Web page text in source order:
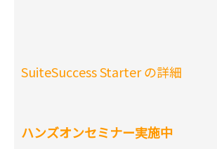
SuiteSuccess Starter の詳細
ハンズオンセミナー実施中